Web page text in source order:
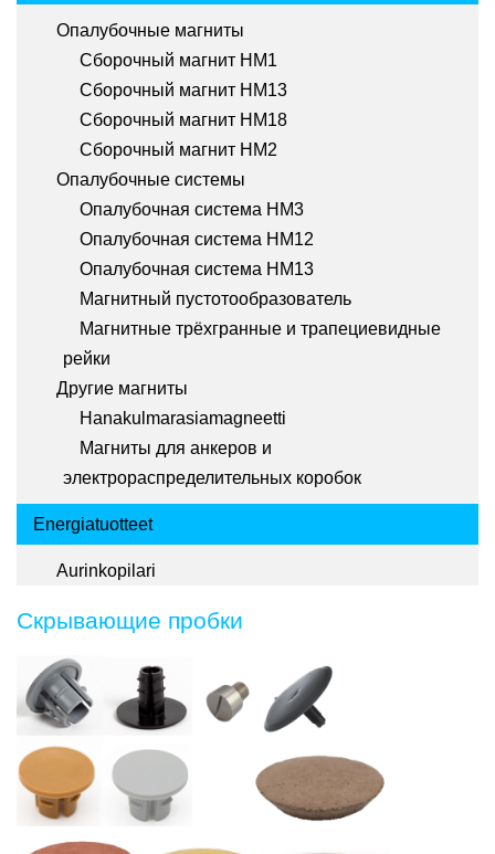
Опалубочные магниты
Сборочный магнит HM1
Сборочный магнит HM13
Сборочный магнит HM18
Сборочный магнит HM2
Опалубочные системы
Опалубочная система HM3
Опалубочная система HM12
Опалубочная система HM13
Магнитный пустотообразователь
Магнитные трёхгранные и трапециевидные
рейки
Другие магниты
Hanakulmarasiamagneetti
Магниты для анкеров и
электрораспределительных коробок
Energiatuotteet
Aurinkopilari
Скрывающие пробки